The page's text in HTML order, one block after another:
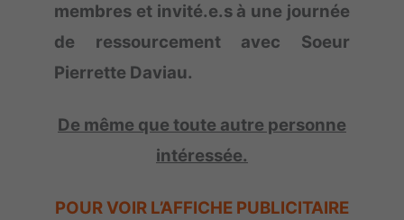
membres et invité.e.s à une journée
de ressourcement avec Soeur
Pierrette Daviau.
De même que toute autre personne
intéressée.
POUR VOIR L’AFFICHE PUBLICITAIRE